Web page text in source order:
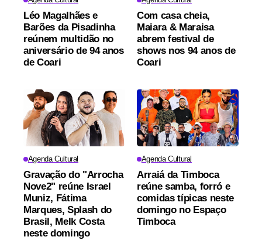
Léo Magalhães e
Barões da Pisadinha
reúnem multidão no
aniversário de 94 anos
de Coari
Com casa cheia,
Maiara & Maraisa
abrem festival de
shows nos 94 anos de
Coari
Agenda Cultural
Gravação do "Arrocha
Nove2" reúne Israel
Muniz, Fátima
Marques, Splash do
Brasil, Melk Costa
neste domingo
Agenda Cultural
Arraiá da Timboca
reúne samba, forró e
comidas típicas neste
domingo no Espaço
Timboca